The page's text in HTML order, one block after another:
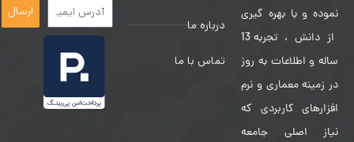
نموده و با بهره گیری
از دانش ، تجربه 13
ساله و اطلاعات به روز
در زمینه معماری و نرم
افزارهای کاربردی که
نیاز اصلی جامعه
درباره ما
تماس با ما
ارسال